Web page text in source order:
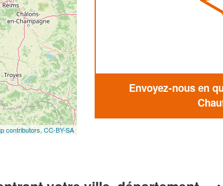
contributors, CC-BY-SA
Envoyez-nous en